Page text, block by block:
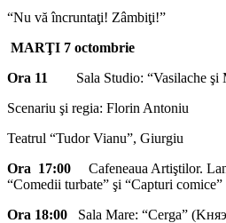
“Nu vă încruntaţi! Zâmbiţi!”
MARŢI 7 octombrie
Ora 11
Sala Studio: “Vasilache şi
Scenariu şi regia: Florin Antoniu
Teatrul “Tudor Vianu”, Giurgiu
Ora 17:00
Cafeneaua Artiştilor.
“Comedii turbate” şi “Capturi comice”
Ora 18:00
Sala Mare: “Cerga”